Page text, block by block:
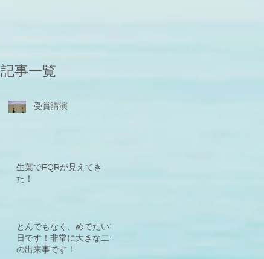
記事一覧
受賞講演
生葉でFQRが見えてき
た！
とんでもなく、めでたい1
日です！非常に大きな二つ
の出来事です！